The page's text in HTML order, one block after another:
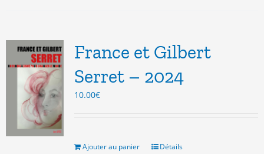
France et Gilbert
Serret – 2024
10.00€
Ajouter au panier Détails